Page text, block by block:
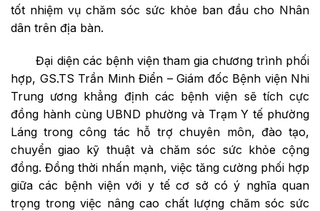
tốt nhiệm vụ chăm sóc sức khỏe ban đầu cho Nhân
dân trên địa bàn.
Đại diện các bệnh viện tham gia chương trình phối
hợp, GS.TS Trần Minh Điển – Giám đốc Bệnh viện Nhi
Trung ương khẳng định các bệnh viện sẽ tích cực
đồng hành cùng UBND phường và Trạm Y tế phường
Láng trong công tác hỗ trợ chuyên môn, đào tạo,
chuyển giao kỹ thuật và chăm sóc sức khỏe cộng
đồng. Đồng thời nhấn mạnh, việc tăng cường phối hợp
giữa các bệnh viện với y tế cơ sở có ý nghĩa quan
trọng trong việc nâng cao chất lượng chăm sóc sức